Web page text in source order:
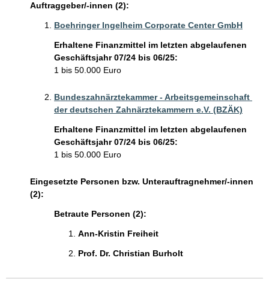
Auftraggeber/-innen (2):
Boehringer Ingelheim Corporate Center GmbH
Erhaltene Finanzmittel im letzten abgelaufenen
Geschäftsjahr 07/24 bis 06/25:
1 bis 50.000 Euro
Bundeszahnärztekammer - Arbeitsgemeinschaft
der deutschen Zahnärztekammern e.V. (BZÄK)
Erhaltene Finanzmittel im letzten abgelaufenen
Geschäftsjahr 07/24 bis 06/25:
1 bis 50.000 Euro
Eingesetzte Personen bzw. Unterauftragnehmer/-innen
(2):
Betraute Personen (2):
Ann-Kristin Freiheit
Prof. Dr. Christian Burholt